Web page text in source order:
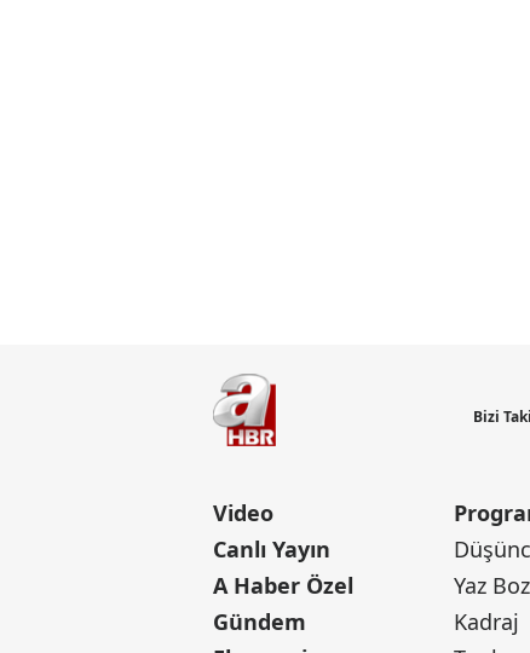
Bizi
Video
Canlı Yayın
A Haber Özel
Gündem
Yaz Boz
Kadraj